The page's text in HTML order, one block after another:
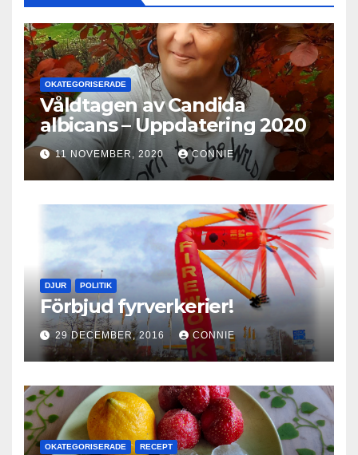
OKATEGORISERADE
Våldtagen av Candida
albicans – Uppdatering 2020
11 NOVEMBER, 2020 CONNIE
DJUR POLITIK
Förbjud fyrverkerier!
29 DECEMBER, 2016 CONNIE
OKATEGORISERADE RECEPT